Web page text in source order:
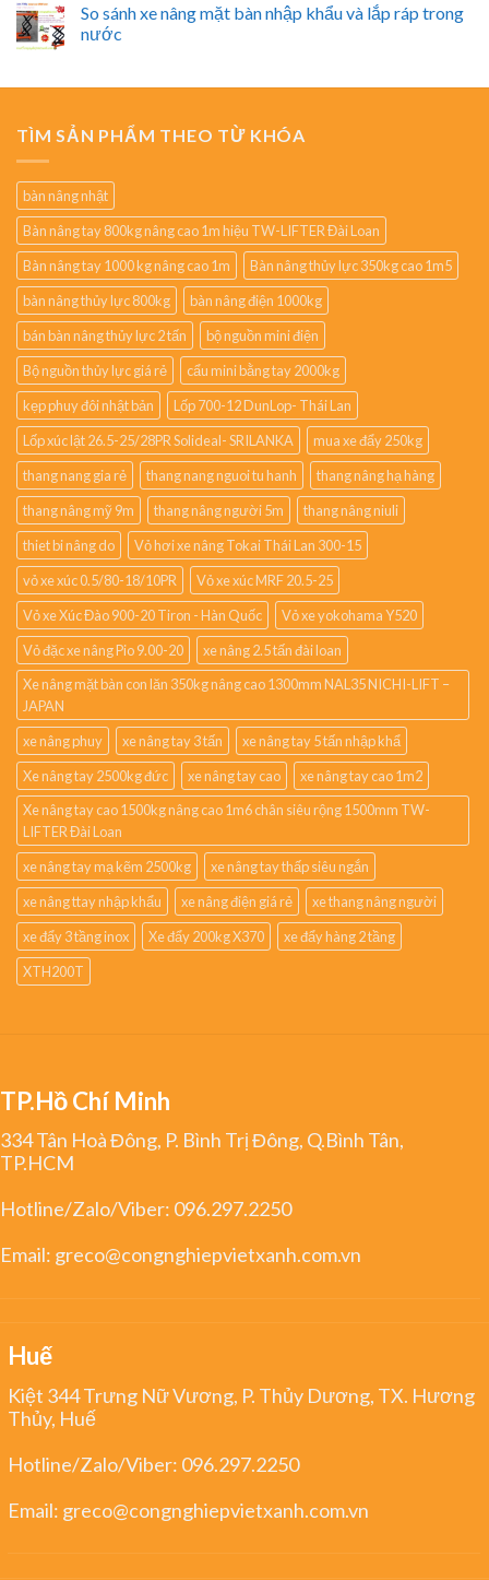
So sánh xe nâng mặt bàn nhập khẩu và lắp ráp trong
nước
TÌM SẢN PHẨM THEO TỪ KHÓA
bàn nâng nhật
Bàn nâng tay 800kg nâng cao 1m hiệu TW-LIFTER Đài Loan
Bàn nâng tay 1000 kg nâng cao 1m
Bàn nâng thủy lực 350kg cao 1m5
bàn nâng thủy lực 800kg
bàn nâng điện 1000kg
bán bàn nâng thủy lực 2 tấn
bộ nguồn mini điện
Bộ nguồn thủy lực giá rẻ
cẩu mini bằng tay 2000kg
kẹp phuy đôi nhật bản
Lốp 700-12 DunLop- Thái Lan
Lốp xúc lật 26.5-25/28PR Solideal- SRILANKA
mua xe đẩy 250kg
thang nang gia rẻ
thang nang nguoi tu hanh
thang nâng hạ hàng
thang nâng mỹ 9m
thang nâng người 5m
thang nâng niuli
thiet bi nâng do
Vỏ hơi xe nâng Tokai Thái Lan 300-15
vỏ xe xúc 0.5/80-18/10PR
Vỏ xe xúc MRF 20.5-25
Vỏ xe Xúc Đào 900-20 Tiron - Hàn Quốc
Vỏ xe yokohama Y520
Vỏ đặc xe nâng Pio 9.00-20
xe nâng 2.5 tấn đài loan
Xe nâng mặt bàn con lăn 350kg nâng cao 1300mm NAL35 NICHI-LIFT –
JAPAN
xe nâng phuy
xe nâng tay 3 tấn
xe nâng tay 5 tấn nhập khẩ
Xe nâng tay 2500kg đức
xe nâng tay cao
xe nâng tay cao 1m2
Xe nâng tay cao 1500kg nâng cao 1m6 chân siêu rộng 1500mm TW-
LIFTER Đài Loan
xe nâng tay mạ kẽm 2500kg
xe nâng tay thấp siêu ngắn
xe nâng ttay nhập khẩu
xe nâng điện giá rẻ
xe thang nâng người
xe đẩy 3 tầng inox
Xe đẩy 200kg X370
xe đẩy hàng 2 tầng
XTH200T
TP.Hồ Chí Minh
334 Tân Hoà Đông, P. Bình Trị Đông, Q.Bình Tân,
TP.HCM
Hotline/Zalo/Viber: 096.297.2250
Email: greco@congnghiepvietxanh.com.vn
Huế
Kiệt 344 Trưng Nữ Vương, P. Thủy Dương, TX. Hương
Thủy, Huế
Hotline/Zalo/Viber: 096.297.2250
Email: greco@congnghiepvietxanh.com.vn